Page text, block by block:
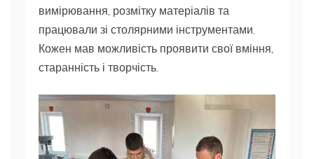
вимірювання, розмітку матеріалів та
працювали зі столярними інструментами.
Кожен мав можливість проявити свої вміння,
старанність і творчість.